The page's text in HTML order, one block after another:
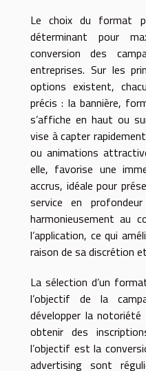
Le choix du format
déterminant pour
conversion des
entreprises. Sur les
options existent,
précis : la bannière,
s’affiche en haut ou
vise à capter
ou animations
elle, favorise une
accrus, idéale pour
service en
harmonieusement au
l’application, ce qui
raison de sa discrétion
La sélection d’un
l’objectif de la
développer la notoriété
obtenir des
l’objectif est la
advertising sont